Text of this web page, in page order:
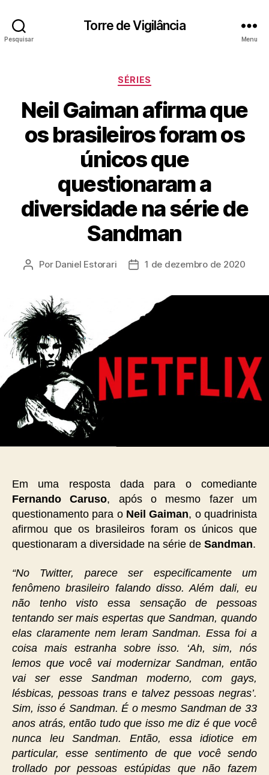
Pesquisar
Torre de Vigilância
Menu
Categorias
SÉRIES
Neil Gaiman afirma que
os brasileiros foram os
únicos que
questionaram a
diversidade na série de
Sandman
Autor
Por Daniel Estorari
Data1 de dezembro de 2020
Em uma resposta dada para o comediante
Fernando Caruso, após o mesmo fazer um
questionamento para o Neil Gaiman, o quadrinista
afirmou que os brasileiros foram os únicos que
questionaram a diversidade na série de Sandman.
“No Twitter, parece ser especificamente um
fenômeno brasileiro falando disso. Além dali, eu
não tenho visto essa sensação de pessoas
tentando ser mais espertas que Sandman, quando
elas claramente nem leram Sandman. Essa foi a
coisa mais estranha sobre isso. ‘Ah, sim, nós
lemos que você vai modernizar Sandman, então
vai ser esse Sandman moderno, com gays,
lésbicas, pessoas trans e talvez pessoas negras’.
Sim, isso é Sandman. É o mesmo Sandman de 33
anos atrás, então tudo que isso me diz é que você
nunca leu Sandman. Então, essa idiotice em
particular, esse sentimento de que você sendo
trollado por pessoas estúpidas que não fazem